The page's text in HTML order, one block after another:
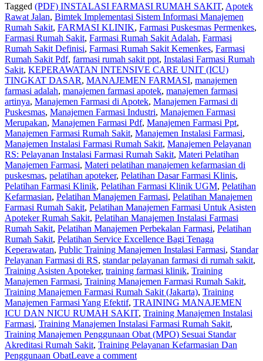
Tagged (PDF) INSTALASI FARMASI RUMAH SAKIT, Apotek
Rawat Jalan, Bimtek Implementasi Sistem Informasi Manajemen
Rumah Sakit, FARMASI KLINIK, Farmasi Puskesmas Permenkes,
Farmasi Rumah Sakit, Farmasi Rumah Sakit Adalah, Farmasi
Rumah Sakit Definisi, Farmasi Rumah Sakit Kemenkes, Farmasi
Rumah Sakit Pdf, farmasi rumah sakit ppt, Instalasi Farmasi Rumah
Sakit, KEPERAWATAN INTENSIVE CARE UNIT (ICU)
TINGKAT DASAR, MANAJEMEN FARMASI, manajemen
farmasi adalah, manajemen farmasi apotek, manajemen farmasi
artinya, Manajemen Farmasi di Apotek, Manajemen Farmasi di
Puskesmas, Manajemen Farmasi Industri, Manajemen Farmasi
Merupakan, Manajemen Farmasi Pdf, Manajemen Farmasi Ppt,
Manajemen Farmasi Rumah Sakit, Manajemen Instalasi Farmasi,
Manajemen Instalasi Farmasi Rumah Sakit, Manajemen Pelayanan
RS: Pelayanan Instalasi Farmasi Rumah Sakit, Materi Pelatihan
Manajemen Farmasi, Materi pelatihan manajemen kefarmasian di
puskesmas, pelatihan apoteker, Pelatihan Dasar Farmasi Klinis,
Pelatihan Farmasi Klinik, Pelatihan Farmasi Klinik UGM, Pelatihan
Kefarmasian, Pelatihan Manajemen Farmasi, Pelatihan Manajemen
Farmasi Rumah Sakit, Pelatihan Manajemen Farmasi Untuk Asisten
Apoteker Rumah Sakit, Pelatihan Manajemen Instalasi Farmasi
Rumah Sakit, Pelatihan Manajemen Perbekalan Farmasi, Pelatihan
Rumah Sakit, Pelatihan Service Excellence Bagi Tenaga
Keperawatan, Public Training Manajemen Instalasi Farmasi, Standar
Pelayanan Farmasi di RS, standar pelayanan farmasi di rumah sakit,
Training Asisten Apoteker, training farmasi klinik, Training
Manajemen Farmasi, Training Manajemen Farmasi Rumah Sakit,
Training Manajemen Farmasi Rumah Sakit (Jakarta), Training
Manajemen Farmasi Yang Efektif, TRAINING MANAJEMEN
ICU DAN NICU RUMAH SAKIT, Training Manajemen Instalasi
Farmasi, Training Manajemen Instalasi Farmasi Rumah Sakit,
Training Manajemen Penggunaan Obat (MPO) Sesuai Standar
Akreditasi Rumah Sakit, Training Pelayanan Kefarmasian Dan
Penggunaan ObatLeave a comment